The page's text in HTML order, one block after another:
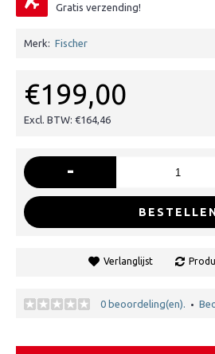
Gratis verzending!
Merk: Fischer
€199,00
Excl. BTW: €164,46
-
Verlanglijst
0 beoordeling(en). •